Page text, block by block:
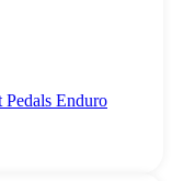
Enduro